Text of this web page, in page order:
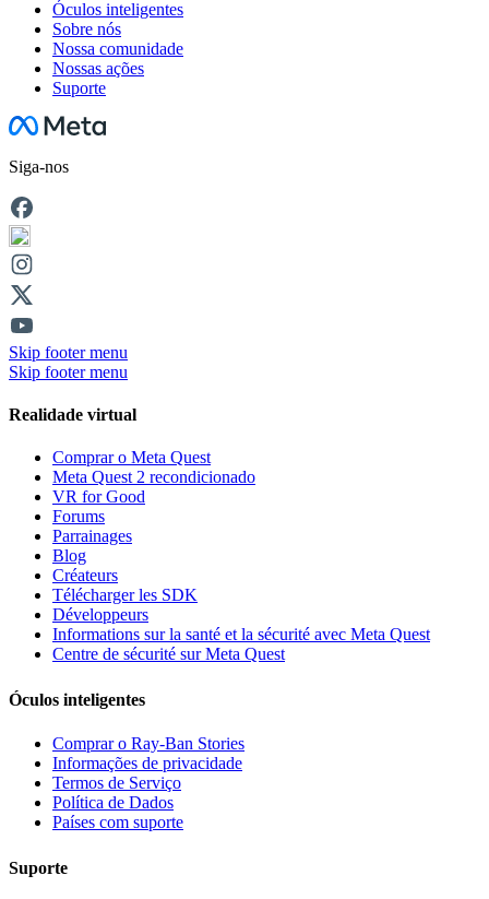
Óculos inteligentes
Sobre nós
Nossa comunidade
Nossas ações
Suporte
Facebook
Siga-nos
Skip footer menu
Skip footer menu
Realidade virtual
Comprar o Meta Quest
Meta Quest 2 recondicionado
VR for Good
Forums
Parrainages
Blog
Créateurs
Télécharger les SDK
Développeurs
Informations sur la santé et la sécurité avec Meta Quest
Centre de sécurité sur Meta Quest
Óculos inteligentes
Comprar o Ray-Ban Stories
Informações de privacidade
Termos de Serviço
Política de Dados
Países com suporte
Suporte